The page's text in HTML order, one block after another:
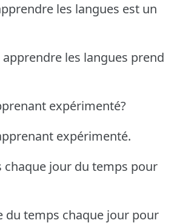
les langues est un
les langues prend
expérimenté?
expérimenté.
chaque jour du temps pour
du temps chaque jour pour